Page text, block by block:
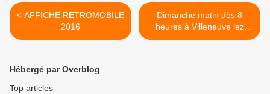
< AFFICHE RETROMOBILE
2016
Dimanche matin dès 8
heures à Villeneuve lez
Avignon, plusieurs dizaines
Hébergé par Overblog
Top articles